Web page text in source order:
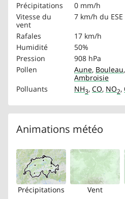
Précipitations
0 mm/h
Vitesse du
vent
7 km/h du ESE
Rafales
17 km/h
Humidité
50%
Pression
908 hPa
Pollen
Aune, Bouleau,
Ambroisie
Polluants
NH3, CO, NO2,
Animations météo
Précipitations Vent